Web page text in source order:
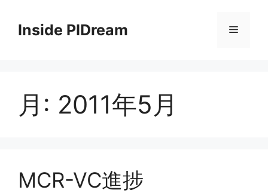
Inside PIDream メ
月: 2011年5月
MCR-VC進捗